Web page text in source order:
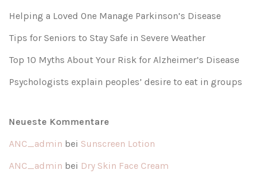
Helping a Loved One Manage Parkinson’s Disease
Tips for Seniors to Stay Safe in Severe Weather
Top 10 Myths About Your Risk for Alzheimer’s Disease
Psychologists explain peoples’ desire to eat in groups
Neueste Kommentare
ANC_admin bei Sunscreen Lotion
ANC_admin bei Dry Skin Face Cream